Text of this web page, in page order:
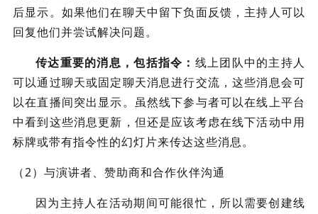
后显示。如果他们在聊天中留下负面反馈，主持人可以
回复他们并尝试解决问题。
传达重要的消息，包括指令： 线上团队中的主持人
可以通过聊天或固定聊天消息进行交流，这些消息会可
以在直播间突出显示。虽然线下参与者可以在线上平台
中看到这些消息更新，但还是应该考虑在线下活动中用
标牌或带有指令性的幻灯片来传达这些消息。
（2）与演讲者、赞助商和合作伙伴沟通
因为主持人在活动期间可能很忙，所以需要创建线